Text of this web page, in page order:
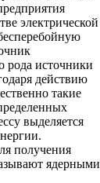
электрической
рода источники
действию
такие
выделяется
получения
ядерными